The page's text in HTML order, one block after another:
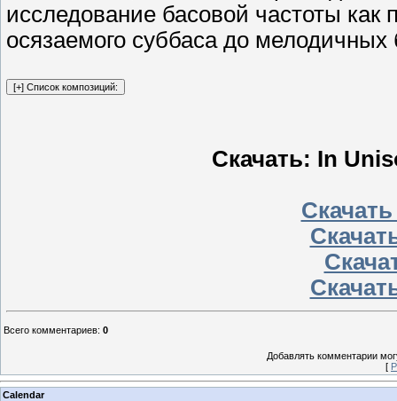
исследование басовой частоты как
осязаемого суббаса до
Скачать: In
Всего комментариев: 0
Добавлять комментарии
[
Calendar